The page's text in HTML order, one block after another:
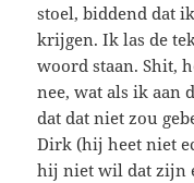
stoel, biddend dat
krijgen. Ik las de
woord staan. Shit,
nee, wat als ik aan
dat dat niet zou
Dirk (hij heet niet
hij niet wil dat zijn